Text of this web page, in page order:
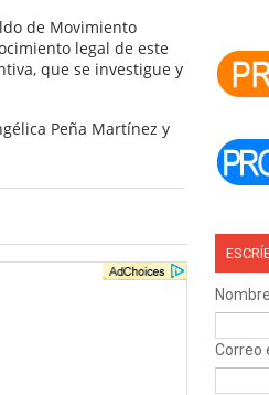
de Movimiento
legal de este
que se investigue y
Peña Martínez y
Nombre
Correo